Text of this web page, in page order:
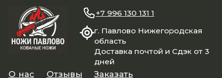
область
Доставка почтой и Сдэк от 3
Заказать
+7 996 130 131 1